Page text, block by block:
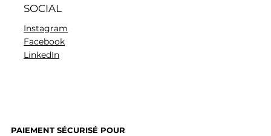
SOCIAL
Instagram
Facebook
LinkedIn
PAIEMENT SÉCURISÉ POUR